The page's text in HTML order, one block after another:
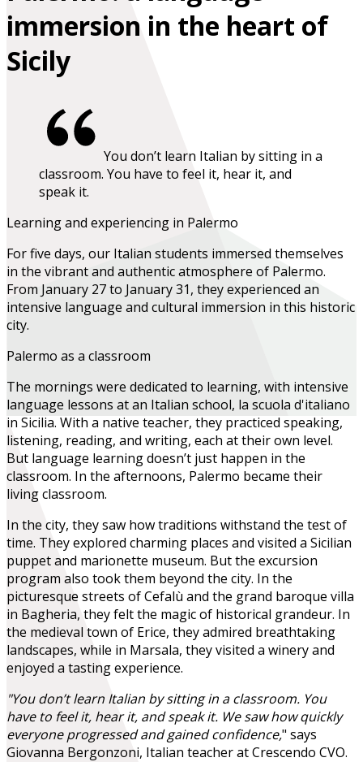
immersion in the heart of
Sicily
You don’t learn Italian by sitting in a
classroom. You have to feel it, hear it, and
speak it.
Learning and experiencing in Palermo
For five days, our Italian students immersed themselves
in the vibrant and authentic atmosphere of Palermo.
From January 27 to January 31, they experienced an
intensive language and cultural immersion in this historic
city.
Palermo as a classroom
The mornings were dedicated to learning, with intensive
language lessons at an Italian school, la scuola d'italiano
in Sicilia. With a native teacher, they practiced speaking,
listening, reading, and writing, each at their own level.
But language learning doesn’t just happen in the
classroom. In the afternoons, Palermo became their
living classroom.
In the city, they saw how traditions withstand the test of
time. They explored charming places and visited a Sicilian
puppet and marionette museum. But the excursion
program also took them beyond the city. In the
picturesque streets of Cefalù and the grand baroque villa
in Bagheria, they felt the magic of historical grandeur. In
the medieval town of Erice, they admired breathtaking
landscapes, while in Marsala, they visited a winery and
enjoyed a tasting experience.
"You don’t learn Italian by sitting in a classroom. You
have to feel it, hear it, and speak it. We saw how quickly
everyone progressed and gained confidence," says
Giovanna Bergonzoni, Italian teacher at Crescendo CVO.